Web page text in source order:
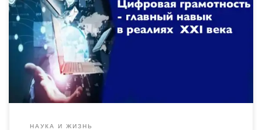
экономики» (Ма Хуатэн, Мэн Чжаоли, Ян Дели, Ван
Хуалей; Пер. с кит. — М.: Интеллектуальная литература,
2019): «Образование STEAM представляет собой
комплексную модель, в которой интегрируются и
переплетаются друг с другом наука (science),
технологии (technology), проектирование (engineering),
искусство (art) и математика […]
НАУКА И ЖИЗНЬ